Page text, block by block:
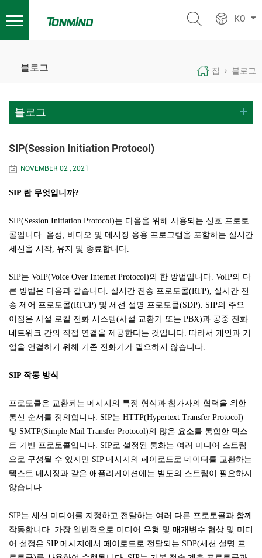
KO
블로그 집 블로그
블로그
SIP(Session Initiation Protocol)
NOVEMBER 02 , 2021
SIP 란 무엇입니까?
SIP(Session Initiation Protocol)는 다음을 위해 사용되는 신호 프로토
콜입니다. 음성, 비디오 및 메시징 응용 프로그램을 포함하는 실시간
세션을 시작, 유지 및 종료합니다.
SIP는 VoIP(Voice Over Internet Protocol)의 한 방법입니다. VoIP의 다
른 방법은 다음과 같습니다. 실시간 전송 프로토콜(RTP), 실시간 전
송 제어 프로토콜(RTCP) 및 세션 설명 프로토콜(SDP). SIP의 주요
이점은 사설 로컬 전화 시스템(사설 교환기 또는 PBX)과 공중 전화
네트워크 간의 직접 연결을 제공한다는 것입니다. 따라서 개인과 기
업을 연결하기 위해 기존 전화기가 필요하지 않습니다.
SIP 작동 방식
프로토콜은 교환되는 메시지의 특정 형식과 참가자의 협력을 위한
통신 순서를 정의합니다. SIP는 HTTP(Hypertext Transfer Protocol)
및 SMTP(Simple Mail Transfer Protocol)의 많은 요소를 통합한 텍스
트 기반 프로토콜입니다. SIP로 설정된 통화는 여러 미디어 스트림
으로 구성될 수 있지만 SIP 메시지의 페이로드로 데이터를 교환하는
텍스트 메시징과 같은 애플리케이션에는 별도의 스트림이 필요하지
않습니다.
SIP는 세션 미디어를 지정하고 전달하는 여러 다른 프로토콜과 함께
작동합니다. 가장 일반적으로 미디어 유형 및 매개변수 협상 및 미디
어 설정은 SIP 메시지에서 페이로드로 전달되는 SDP(세션 설명 프